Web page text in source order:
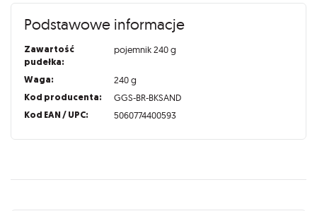
Podstawowe informacje
Zawartość
pudełka:
pojemnik 240 g
Waga: 240 g
Kod producenta: GGS-BR-BKSAND
Kod EAN / UPC: 5060774400593